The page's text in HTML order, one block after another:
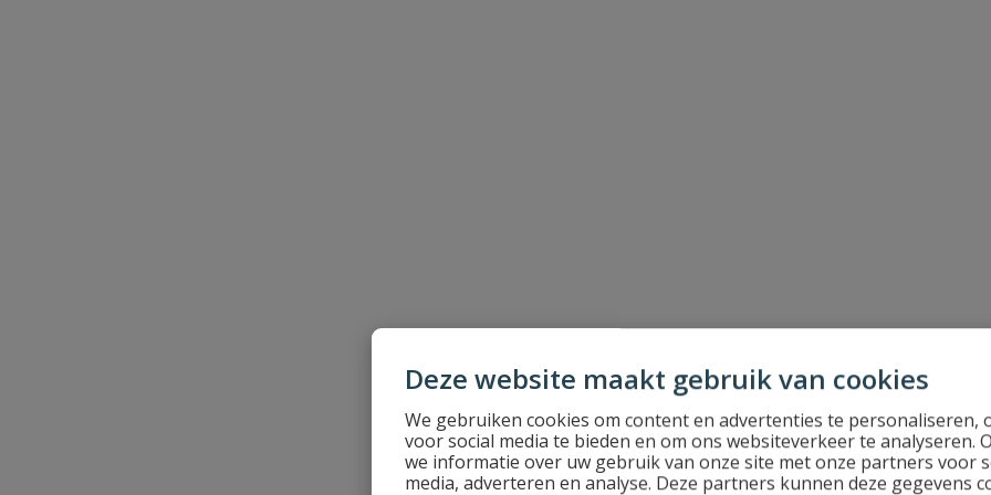
Deze website maakt gebruik van cookies
We gebruiken cookies om content en advertenties te personaliseren,
voor social media te bieden en om ons websiteverkeer te analyseren.
we informatie over uw gebruik van onze site met onze partners voor
media, adverteren en analyse. Deze partners kunnen deze gegevens